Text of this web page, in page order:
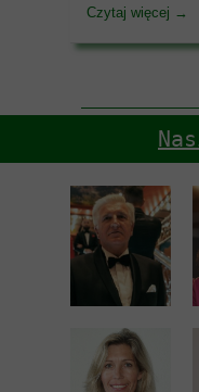
Czytaj więcej →